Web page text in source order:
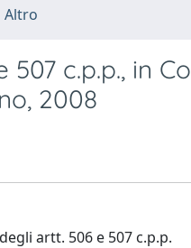
Altro
c.p.p., in
2008
artt. 506 e 507 c.p.p.